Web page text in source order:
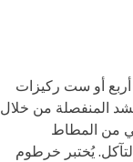
أو ست ركيزات
المنفصلة من خلال
المطاط
يُختبر خرطوم